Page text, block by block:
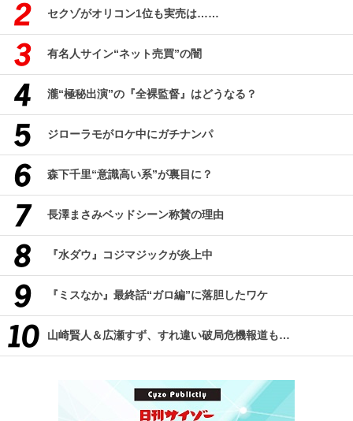
セクゾがオリコン1位も実売は……
有名人サイン“ネット売買”の闇
瀧“極秘出演”の『全裸監督』はどうなる？
ジローラモがロケ中にガチナンパ
森下千里“意識高い系”が裏目に？
長澤まさみベッドシーン称賛の理由
『水ダウ』コジマジックが炎上中
『ミスなか』最終話“ガロ編”に落胆したワケ
山崎賢人＆広瀬すず、すれ違い破局危機報道も…